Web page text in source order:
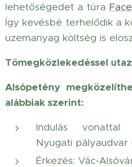
lehetőségedet a túra
Így kevésbé terhelődik a
üzemanyag költség is
Tömegközlekedéssel
Alsópetény
alábbiak szerint:
Indulás vonattal
Nyugati pályaudvar
Érkezés: Vác-